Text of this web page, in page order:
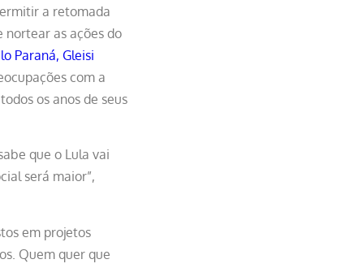
a retomada
nortear as ações do
Paraná, Gleisi
com a
os anos de seus
que o Lula vai
será maior”,
em projetos
Quem quer que